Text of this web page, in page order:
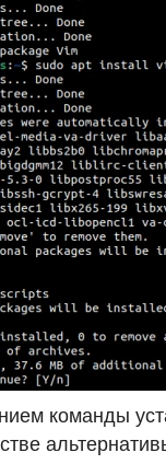
команды